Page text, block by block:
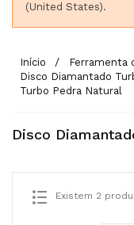
(United States).
Início Ferramenta
Disco Diamantado
Turbo Pedra Natural
Disco
Existem 2